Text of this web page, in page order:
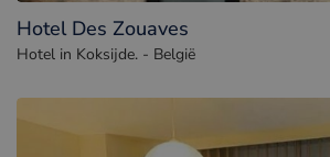
Hotel Des Zouaves
Hotel in Koksijde. - België